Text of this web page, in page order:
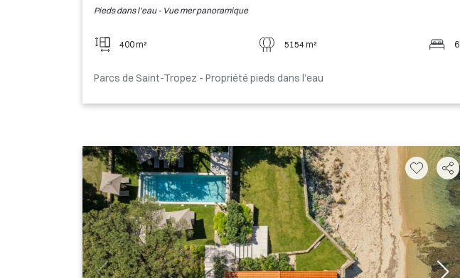
Pieds dans l'eau - Vue mer panoramique
400 m² 5154 m² 6
Parcs de Saint-Tropez - Propriété pieds dans l’eau